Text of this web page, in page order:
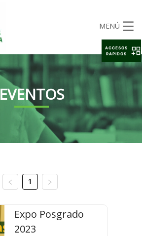
MENÚ
EVENTOS
1
Expo Posgrado
2023
ACCESOS
RAPIDOS